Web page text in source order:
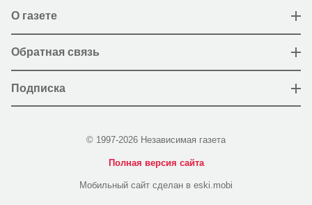
О газете
Обратная связь
Подписка
© 1997-2026 Независимая газета
Полная версия сайта
Мобильный сайт сделан в eski.mobi